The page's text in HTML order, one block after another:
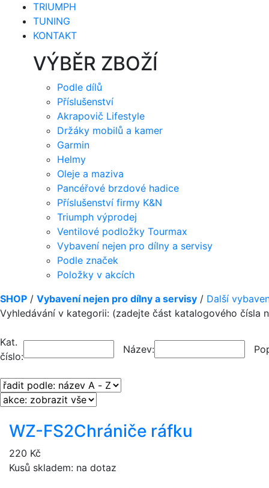
TRIUMPH
TUNING
KONTAKT
VÝBĚR ZBOŽÍ
Podle dílů
Příslušenství
Akrapovič Lifestyle
Držáky mobilů a kamer
Garmin
Helmy
Oleje a maziva
Pancéřové brzdové hadice
Příslušenství firmy K&N
Triumph výprodej
Ventilové podložky Tourmax
Vybavení nejen pro dílny a servisy
Podle značek
Položky v akcích
SHOP / Vybavení nejen pro dílny a servisy / Další
Vyhledávání v kategorii: (zadejte část katalogového čísla
Kat.
číslo:
Název:
WZ-FS2Chrániče ráfku
220 Kč
Kusů skladem: na dotaz